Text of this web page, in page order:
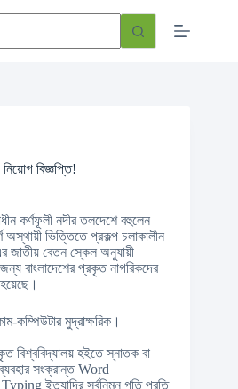
বিজ্ঞপ্তি!
কর্ণফূলী নদীর তলদেশে বহুলেন
অস্থায়ী ভিত্তিতে প্রকল্প চলাকালীন
জাতীয় বেতন স্কেল অনুযায়ী
বাংলাদেশের প্রকৃত নাগরিকদের
কম্পিউটার মুদ্রাক্ষরিক।
বিশ্ববিদ্যালয় হইতে স্নাতক বা
সংক্রান্ত Word
ইত্যাদির সর্বনিম্ন গতি প্রতি